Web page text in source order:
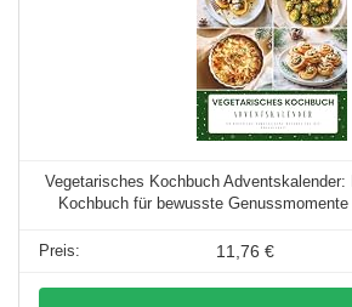
Vegetarisches Kochbuch Adventskalender:
Kochbuch für bewusste
11,76 €